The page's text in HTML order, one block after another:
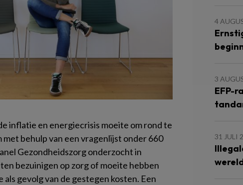
inflatie en energiecrisis moeite om rond te
met behulp van een vragenlijst onder 660
Gezondheidszorg onderzocht in
bezuinigen op zorg of moeite hebben
gevolg van de gestegen kosten. Een
4
3
EFP-
31 JULI